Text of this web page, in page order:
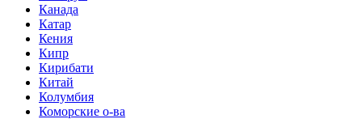
Канада
Катар
Кения
Кипр
Кирибати
Китай
Колумбия
Коморские о-ва